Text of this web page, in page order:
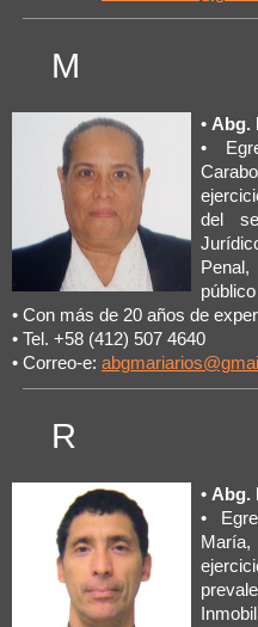
M
• Abg.
•
del
• Con más de 20 años de
• Tel. +58 (412) 507 4640
• Correo-e:
R
• Abg.
•